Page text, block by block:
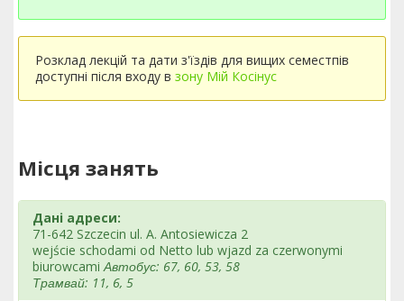
Розклад лекцій та дати з'їздів для вищих семестпів
доступні після входу в зону Мій Косінус
Місця занять
Дані адреси:
71-642 Szczecin ul. A. Antosiewicza 2
wejście schodami od Netto lub wjazd za czerwonymi
biurowcamiАвтобус: 67, 60, 53, 58
Трамвай: 11, 6, 5